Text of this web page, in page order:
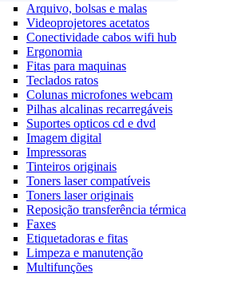
Arquivo, bolsas e malas
Videoprojetores acetatos
Conectividade cabos wifi hub
Ergonomia
Fitas para maquinas
Teclados ratos
Colunas microfones webcam
Pilhas alcalinas recarregáveis
Suportes opticos cd e dvd
Imagem digital
Impressoras
Tinteiros originais
Toners laser compatíveis
Toners laser originais
Reposição transferência térmica
Faxes
Etiquetadoras e fitas
Limpeza e manutenção
Multifunções